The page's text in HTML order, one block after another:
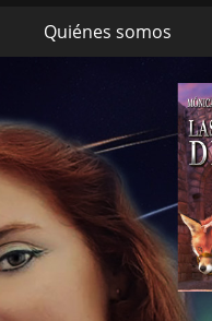
Quiénes somos